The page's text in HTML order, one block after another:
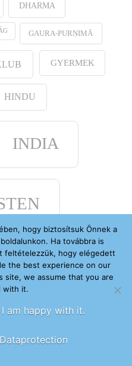
DHARMA
GAURA-PURṆIMĀ
GYERMEK
HINDU
INDIA
TUDAT
KÉPEK
KÖRNYEZETVÉDELEM
MKTHK
hogy biztosítsuk Önnek a
Ha továbbra is
feltételezzük, hogy elégedett
the best experience on our
site, we assume that you are
with it.
am happy with it.